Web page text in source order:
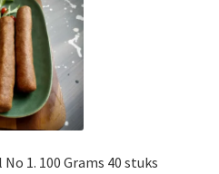
1. 100 Grams 40 stuks